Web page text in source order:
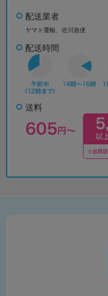
配送業者
ヤマト運輸、佐川急便
配送時間
送料